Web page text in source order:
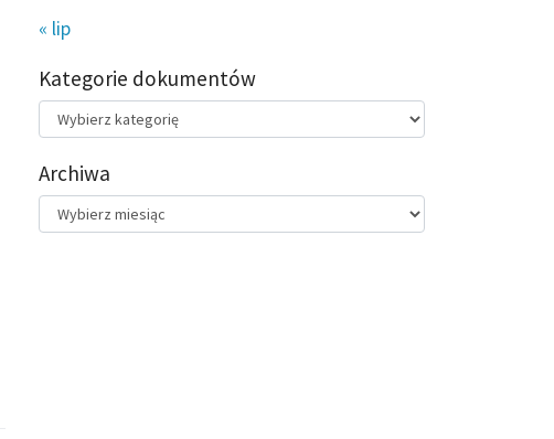
« lip
Kategorie dokumentów
Kategorie
dokumentów
Archiwa
Archiwa